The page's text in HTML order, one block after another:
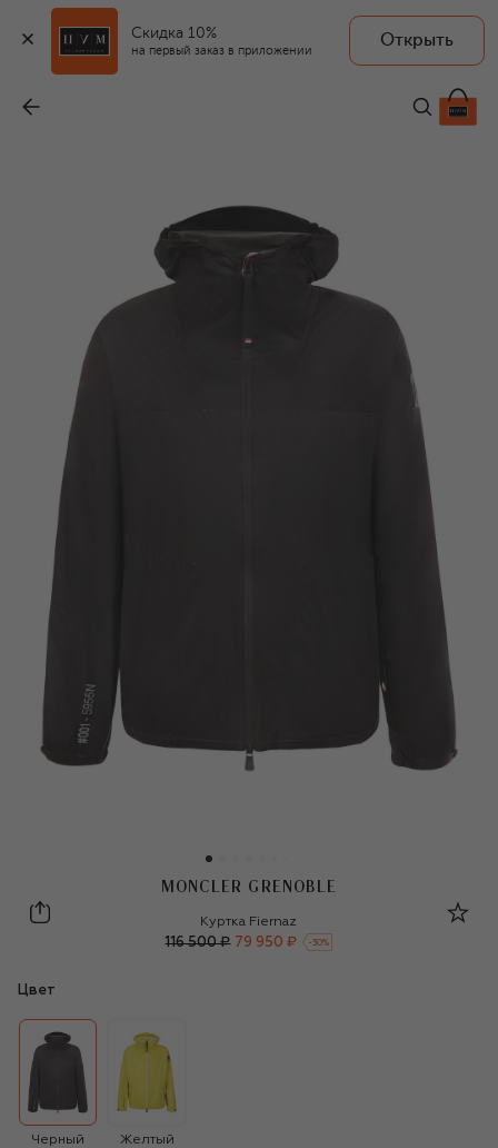
Скидка 10%
на первый заказ в приложении
Открыть
MONCLER GRENOBLE
MONCLER GRENOBLE
Moncler Grenoble
Куртка Fiernaz
116 500 ₽ 79 950 ₽ -30%
Цвет
Черный Желтый